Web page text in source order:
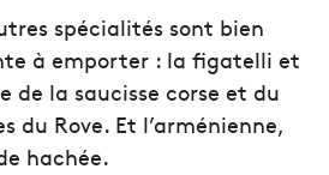
spécialités sont bien
à emporter : la figatelli et
de la saucisse corse et du
du Rove. Et l’arménienne,
hachée.